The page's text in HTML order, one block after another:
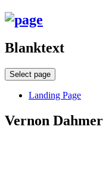
Blanktext
Select page
Landing Page
Vernon Dahmer